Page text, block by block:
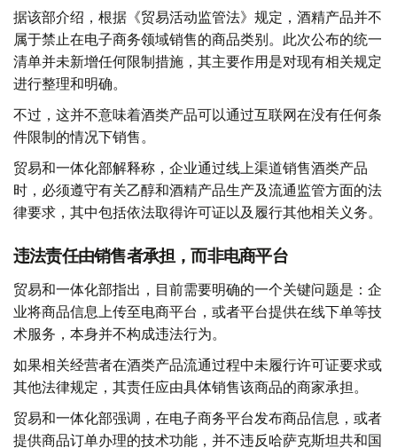
据该部介绍，根据《贸易活动监管法》规定，酒精产品并不
属于禁止在电子商务领域销售的商品类别。此次公布的统一
清单并未新增任何限制措施，其主要作用是对现有相关规定
进行整理和明确。
不过，这并不意味着酒类产品可以通过互联网在没有任何条
件限制的情况下销售。
贸易和一体化部解释称，企业通过线上渠道销售酒类产品
时，必须遵守有关乙醇和酒精产品生产及流通监管方面的法
律要求，其中包括依法取得许可证以及履行其他相关义务。
违法责任由销售者承担，而非电商平台
贸易和一体化部指出，目前需要明确的一个关键问题是：企
业将商品信息上传至电商平台，或者平台提供在线下单等技
术服务，本身并不构成违法行为。
如果相关经营者在酒类产品流通过程中未履行许可证要求或
其他法律规定，其责任应由具体销售该商品的商家承担。
贸易和一体化部强调，在电子商务平台发布商品信息，或者
提供商品订单办理的技术功能，并不违反哈萨克斯坦共和国